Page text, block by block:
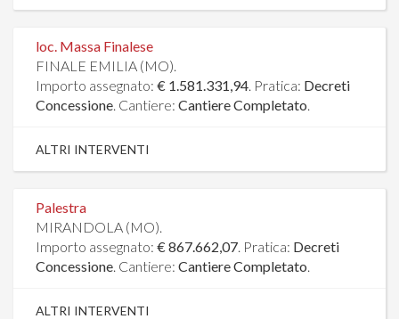
loc. Massa Finalese
FINALE EMILIA (MO).
Importo assegnato: € 1.581.331,94. Pratica: Decreti
Concessione. Cantiere: Cantiere Completato.
ALTRI INTERVENTI
Palestra
MIRANDOLA (MO).
Importo assegnato: € 867.662,07. Pratica: Decreti
Concessione. Cantiere: Cantiere Completato.
ALTRI INTERVENTI